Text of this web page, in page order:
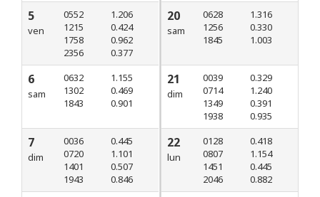
5
ven
0552
1215
1758
2356
1.206
0.424
0.962
0.377
6
sam
0632
1302
1843
1.155
0.469
0.901
7
dim
0036
0720
1401
1943
0.445
1.101
0.507
0.846
20
sam
0628
1256
1845
1.316
0.330
1.003
21
dim
0039
0714
1349
1938
0.329
1.240
0.391
0.935
22
lun
0128
0807
1451
2046
0.418
1.154
0.445
0.882